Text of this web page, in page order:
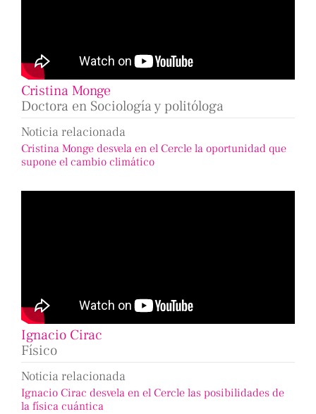
Cristina Monge
Doctora en Sociología y politóloga
Noticia relacionada
Cristina Monge desvela en el Cercle la oportunidad que
supone el cambio climático
Ignacio Cirac
Físico
Noticia relacionada
Ignacio Cirac desvela en el Cercle las posibilidades de
la física cuántica